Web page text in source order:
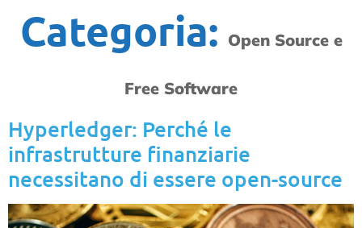
Categoria: Open Source e
Free Software
Hyperledger: Perché le
infrastrutture finanziarie
necessitano di essere open-source